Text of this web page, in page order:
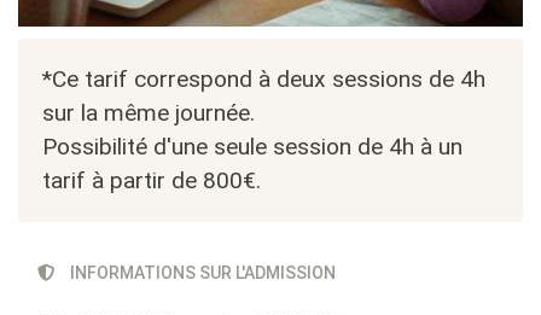
*Ce tarif correspond à deux sessions de 4h
sur la même journée.
Possibilité d'une seule session de 4h à un
tarif à partir de 800€.
INFORMATIONS SUR L'ADMISSION